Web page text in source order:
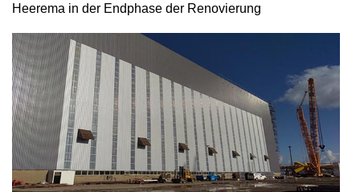
Heerema in der Endphase der Renovierung